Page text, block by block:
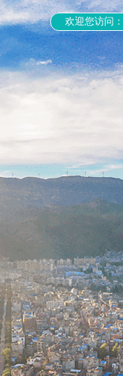
欢迎您访问